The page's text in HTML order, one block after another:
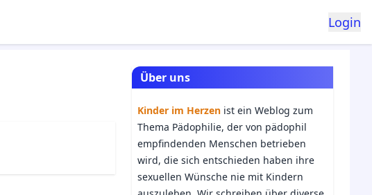
Login
Über uns
Kinder im Herzen ist ein Weblog zum
Thema Pädophilie, der von pädophil
empfindenden Menschen betrieben
wird, die sich entschieden haben ihre
sexuellen Wünsche nie mit Kindern